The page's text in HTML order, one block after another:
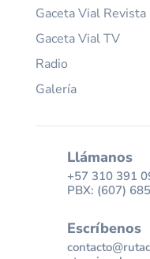
Gaceta Vial Revista
Gaceta Vial TV
Radio
Galería
Llámanos
+57 310 391
PBX: (607)
Escríbenos